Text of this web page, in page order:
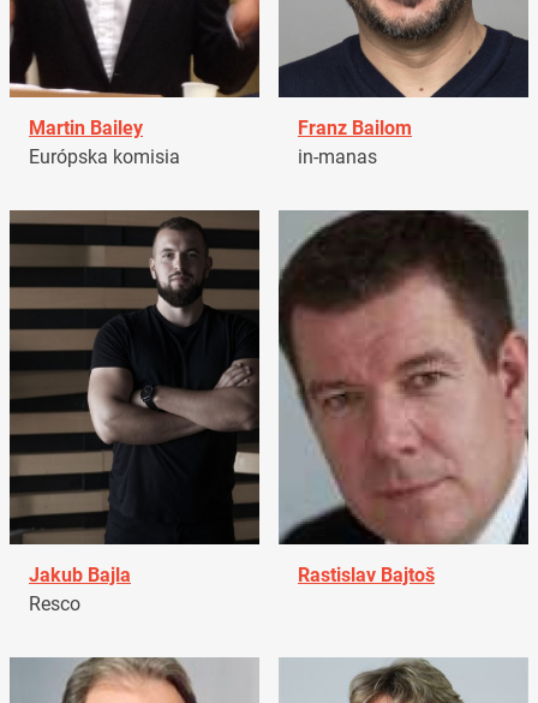
Martin Bailey
Európska komisia
Franz Bailom
in-manas
Jakub Bajla
Resco
Rastislav Bajtoš